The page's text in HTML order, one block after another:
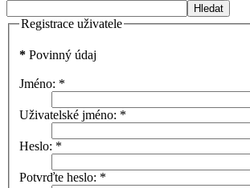
Hledat
Registrace uživatele
* Povinný údaj
Jméno: *
Uživatelské jméno: *
Heslo: *
Potvrďte heslo: *